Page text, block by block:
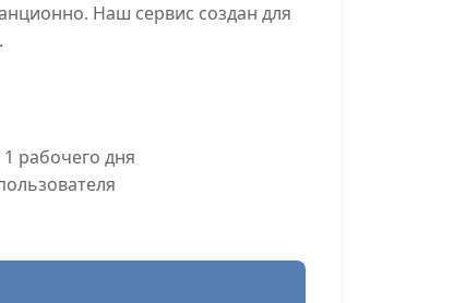
Наш сервис создан для
рабочего дня